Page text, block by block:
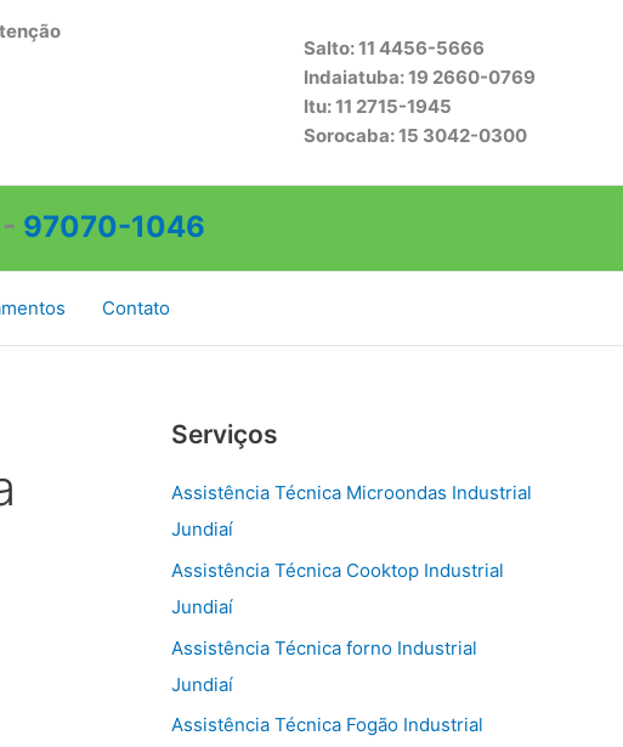
Salto: 11 4456-5666
Indaiatuba: 19 2660-0769
Itu: 11 2715-1945
Sorocaba: 15 3042-0300
- 97070-1046
Contato
Serviços
Assistência Técnica Microondas Industrial
Jundiaí
Assistência Técnica Cooktop Industrial
Jundiaí
Assistência Técnica forno Industrial
Jundiaí
Assistência Técnica Fogão Industrial